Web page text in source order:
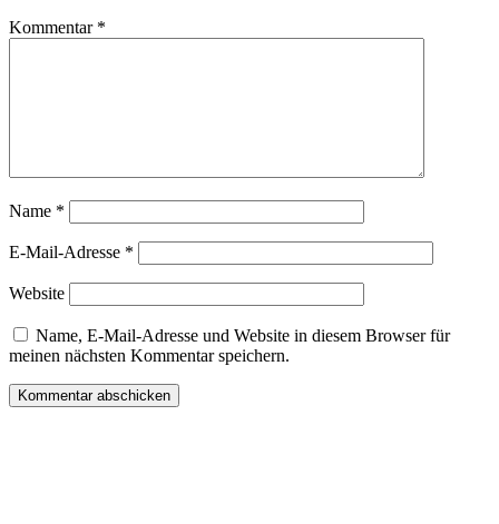
Kommentar *
Name *
E-Mail-Adresse *
Website
Name, E-Mail-Adresse und Website in diesem Browser für
meinen nächsten Kommentar speichern.